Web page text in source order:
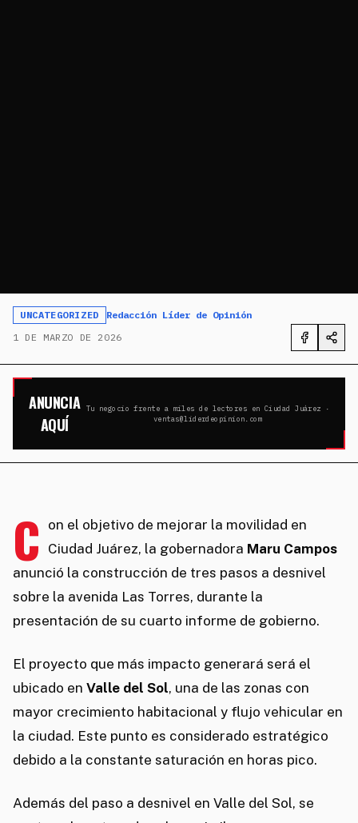
UNCATEGORIZED
Redacción Líder de Opinión
1 DE MARZO DE 2026
ANUNCIA
AQUÍ
Tu negocio frente a miles de lectores en Ciudad Juárez ·
ventas@liderdeopinion.com
C
on el objetivo de mejorar la movilidad en
Ciudad Juárez, la gobernadora Maru Campos
anunció la construcción de tres pasos a desnivel
sobre la avenida Las Torres, durante la
presentación de su cuarto informe de gobierno.
El proyecto que más impacto generará será el
ubicado en Valle del Sol, una de las zonas con
mayor crecimiento habitacional y flujo vehicular en
la ciudad. Este punto es considerado estratégico
debido a la constante saturación en horas pico.
Además del paso a desnivel en Valle del Sol, se